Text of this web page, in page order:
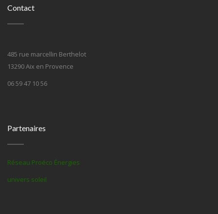
Contact
485 rue marcellin Berthelot
13290 Aix en Provence
06 59 47 10 56
Partenaires
Réseau Proéco Énergies
univers soleil